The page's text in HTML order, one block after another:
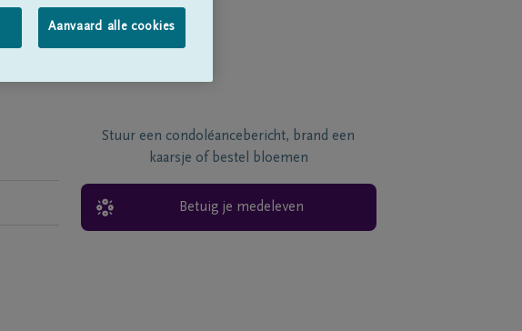
Stuur een condoléancebericht, brand een
kaarsje of bestel bloemen
Betuig je medeleven
Aanvaard alle cookies